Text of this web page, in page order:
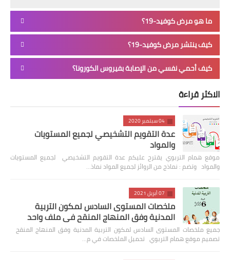
ما هو مرض كوفيد-19؟
كيف ينتشر مرض كوفيد-19؟
كيف أحمي نفسي من الإصابة بفيروس الكورونا؟
الاكثر قراءة
04 سبتمبر 2020
عدة التقويم التشخيصي لجميع المستويات
والمواد
موقع همام التربوي يقترح عليكم عدة التقويم التشخيصي لجميع المستويات
والمواد وتضم : نماذج من الروائز لجميع المواد نماذ…
07 أبريل 2021
ملخصات المستوى السادس لمكون التربية
المدنية وفق المنهاج المنقح في ملف واحد
جميع ملخصات المستوى السادس لمكون التربية المدنية وفق المنهاج المنقح
تصميم موقع همام التربوي تحميل الملخصات في م…